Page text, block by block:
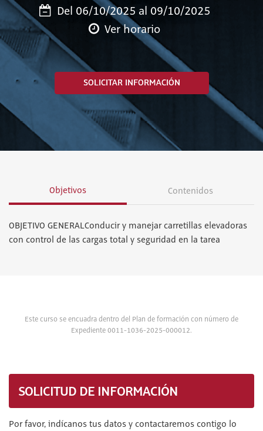
Del 06/10/2025 al 09/10/2025
Ver horario
SOLICITAR INFORMACIÓN
Objetivos Contenidos
OBJETIVO GENERALConducir y manejar carretillas elevadoras
con control de las cargas total y seguridad en la tarea
Este curso se encuadra dentro del Plan de formación con número de
Expediente 0011-1036-2025-000012.
SOLICITUD DE INFORMACIÓN
Por favor, indícanos tus datos y contactaremos contigo lo